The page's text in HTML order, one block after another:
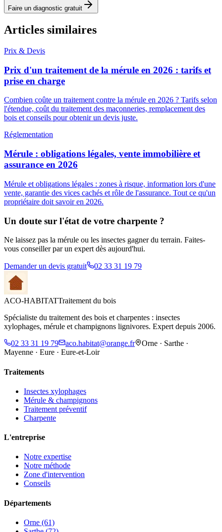
Faire un diagnostic gratuit
Articles similaires
Prix & Devis
Prix d'un traitement de la mérule en 2026 : tarifs et
prise en charge
Combien coûte un traitement contre la mérule en 2026 ? Tarifs selon
l'étendue, coût du traitement des maçonneries, remplacement des
bois et conseils pour obtenir un devis juste.
Réglementation
Mérule : obligations légales, vente immobilière et
assurance en 2026
Mérule et obligations légales : zones à risque, information lors d'une
vente, garantie des vices cachés et rôle de l'assurance. Tout ce qu'un
propriétaire doit savoir en 2026.
Un doute sur l'état de votre charpente ?
Ne laissez pas la mérule ou les insectes gagner du terrain. Faites-
vous conseiller par un expert dès aujourd'hui.
Demander un devis gratuit 02 33 31 19 79
ACO-HABITATTraitement du bois
Spécialiste du traitement des bois et charpentes : insectes
xylophages, mérule et champignons lignivores. Expert depuis 2006.
02 33 31 19 79
aco.habitat@orange.fr
Orne · Sarthe ·
Mayenne · Eure · Eure-et-Loir
Traitements
Insectes xylophages
Mérule & champignons
Traitement préventif
Charpente
L'entreprise
Notre expertise
Notre méthode
Zone d'intervention
Conseils
Départements
Orne (61)